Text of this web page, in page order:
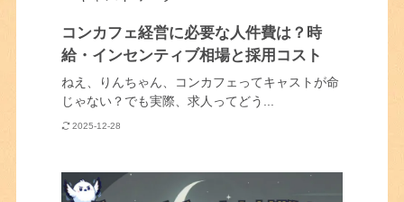
コンカフェ経営に必要な人件費は？時
給・インセンティブ相場と採用コスト
ねえ、りんちゃん、コンカフェってキャストが命
じゃない？でも実際、求人ってどう...
2025-12-28